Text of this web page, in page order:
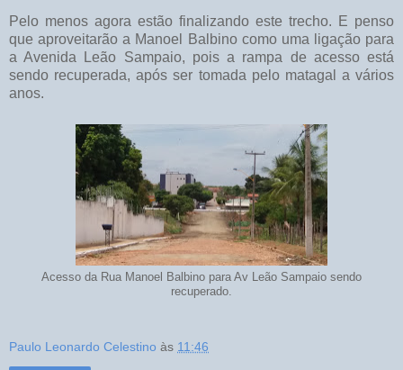
Pelo menos agora estão finalizando este trecho. E penso
que aproveitarão a Manoel Balbino como uma ligação para
a Avenida Leão Sampaio, pois a rampa de acesso está
sendo recuperada, após ser tomada pelo matagal a vários
anos.
Acesso da Rua Manoel Balbino para Av Leão Sampaio sendo
recuperado.
Paulo Leonardo Celestino às 11:46